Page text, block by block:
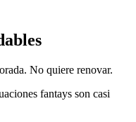
No quiere renovar.
fantays son casi